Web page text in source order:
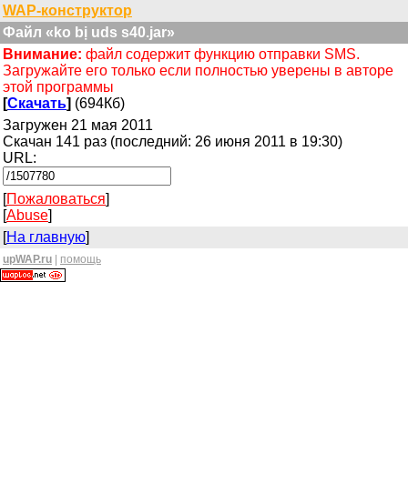
WAP-конструктор
Файл «ko bị uds s40.jar»
Внимание: файл содержит функцию отправки SMS.
Загружайте его только если полностью уверены в авторе
этой программы
[Скачать] (694Кб)
Загружен 21 мая 2011
Скачан 141 раз (последний: 26 июня 2011 в 19:30)
URL:
[Пожаловаться]
[Abuse]
[На главную]
upWAP.ru помощь